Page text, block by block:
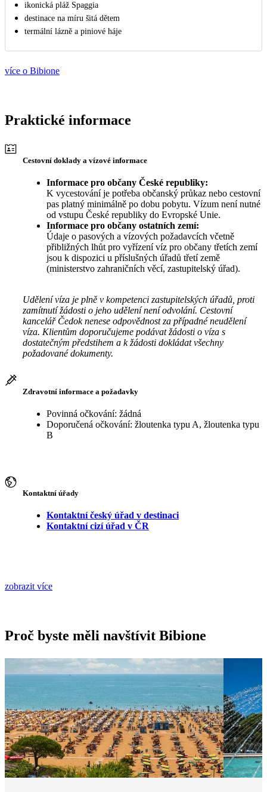
ikonická pláž Spaggia
destinace na míru šitá dětem
termální lázně a piniové háje
více o Bibione
Praktické informace
Cestovní doklady a vízové informace
Informace pro občany České republiky:
K vycestování je potřeba občanský průkaz nebo cestovní
pas platný minimálně po dobu pobytu. Vízum není nutné
od vstupu České republiky do Evropské Unie.
Informace pro občany ostatních zemí:
Údaje o pasových a vízových požadavcích včetně
přibližných lhůt pro vyřízení víz pro občany třetích zemí
jsou k dispozici u příslušných úřadů třetí země
(ministerstvo zahraničních věcí, zastupitelský úřad).
Udělení víza je plně v kompetenci zastupitelských úřadů, proti
zamítnutí žádosti o jeho udělení není odvolání. Cestovní
kancelář Čedok nenese odpovědnost za případné neudělení
víza. Klientům doporučujeme podávat žádosti o víza s
dostatečným předstihem a k žádosti dokládat všechny
požadované dokumenty.
Zdravotní informace a požadavky
Povinná očkování: žádná
Doporučená očkování: žloutenka typu A, žloutenka typu
B
Kontaktní úřady
Kontaktní český úřad v destinaci
Kontaktní cizí úřad v ČR
zobrazit více
Proč byste měli navštívit Bibione